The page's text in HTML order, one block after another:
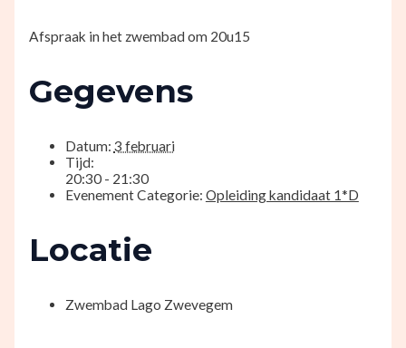
Afspraak in het zwembad om 20u15
Gegevens
Datum: 3 februari
Tijd:
20:30 - 21:30
Evenement Categorie: Opleiding kandidaat 1*D
Locatie
Zwembad Lago Zwevegem